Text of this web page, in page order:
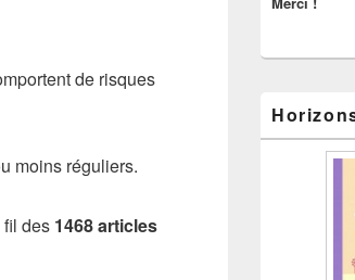
de risques
moins réguliers.
fil des 1468 articles